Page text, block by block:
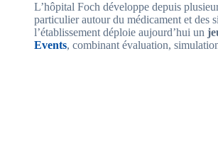
L’hôpital Foch développe depuis
particulier autour du médicament et des
l’établissement déploie aujourd’hui un
Events, combinant évaluation,